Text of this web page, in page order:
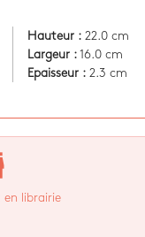
Hauteur :22.0 cm
Largeur :16.0 cm
Epaisseur :2.3 cm
librairie